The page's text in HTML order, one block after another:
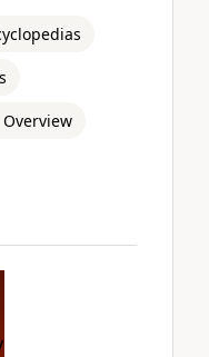
Overview